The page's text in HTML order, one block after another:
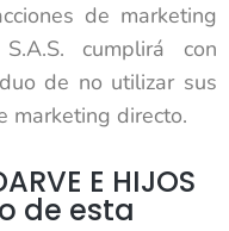
de marketing
cumplirá con
de no utilizar sus
marketing directo.
E HIJOS
de esta